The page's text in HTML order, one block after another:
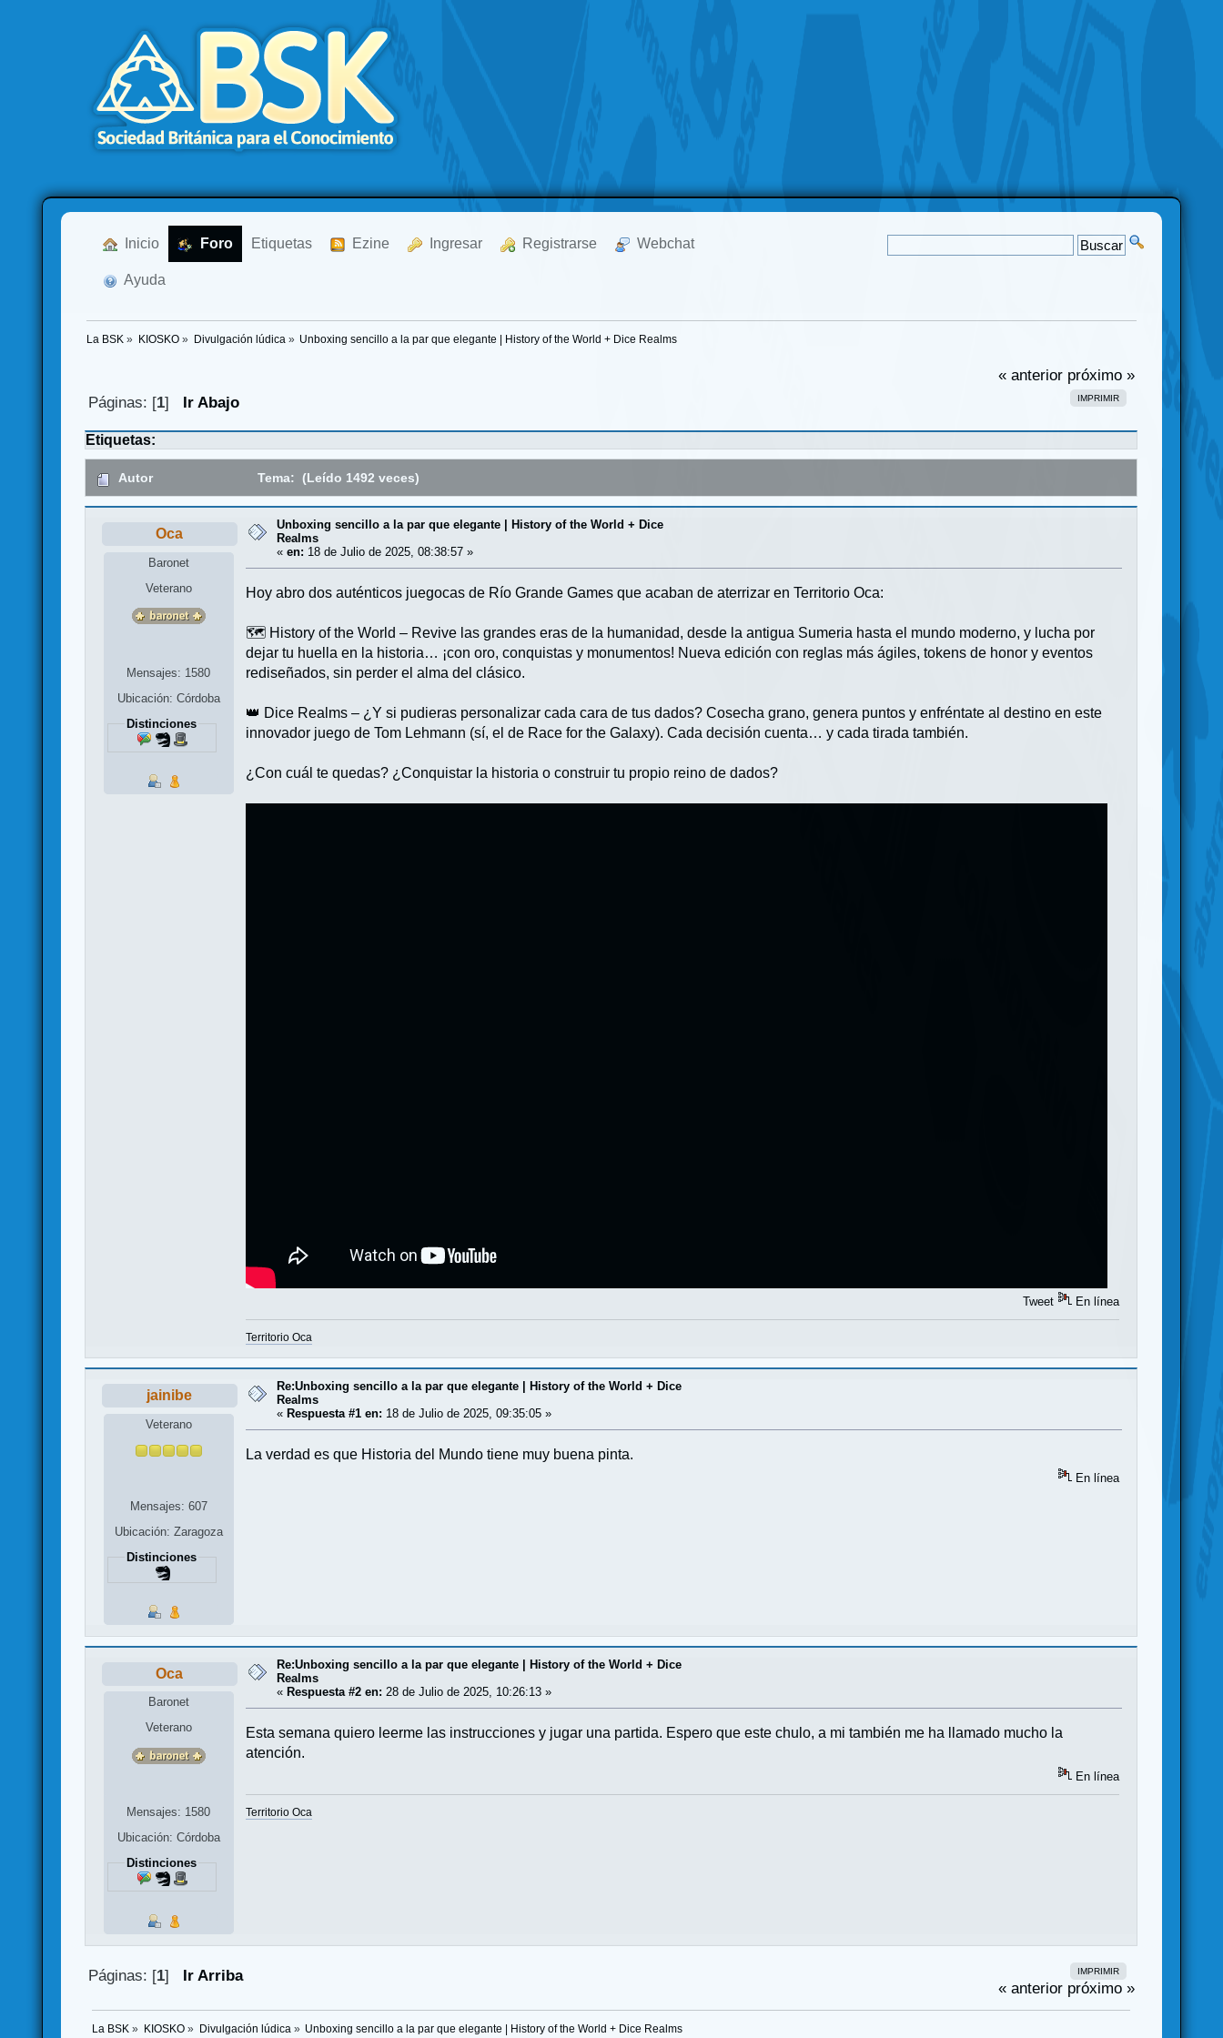
Inicio Foro Etiquetas Ezine Ingresar Registrarse Webchat
Ayuda
La BSK » KIOSKO» Divulgación lúdica » Unboxing sencillo a la par que elegante | History of the World + Dice Realms
« anterior próximo »
IMPRIMIR
Páginas: [1] Ir Abajo
Etiquetas:
Autor Tema: (Leído 1492 veces)
Oca
Baronet
Veterano
Mensajes: 1580
Ubicación: Córdoba
Distinciones
Unboxing sencillo a la par que elegante | History of the World + Dice
Realms
«en: 18 de Julio de 2025, 08:38:57 »
Hoy abro dos auténticos juegocas de Río Grande Games que acaban de aterrizar en Territorio Oca:
🗺️ History of the World – Revive las grandes eras de la humanidad, desde la antigua Sumeria hasta el mundo moderno, y lucha por
dejar tu huella en la historia… ¡con oro, conquistas y monumentos! Nueva edición con reglas más ágiles, tokens de honor y eventos
rediseñados, sin perder el alma del clásico.
👑 Dice Realms – ¿Y si pudieras personalizar cada cara de tus dados? Cosecha grano, genera puntos y enfréntate al destino en este
innovador juego de Tom Lehmann (sí, el de Race for the Galaxy). Cada decisión cuenta… y cada tirada también.
¿Con cuál te quedas? ¿Conquistar la historia o construir tu propio reino de dados?
Tweet En línea
Territorio Oca
jainibe
Veterano
Mensajes: 607
Ubicación: Zaragoza
Distinciones
Re:Unboxing sencillo a la par que elegante | History of the World + Dice
Realms
« Respuesta #1 en: 18 de Julio de 2025, 09:35:05 »
La verdad es que Historia del Mundo tiene muy buena pinta.
En línea
Oca
Baronet
Veterano
Mensajes: 1580
Ubicación: Córdoba
Distinciones
Re:Unboxing sencillo a la par que elegante | History of the World + Dice
Realms
« Respuesta #2 en: 28 de Julio de 2025, 10:26:13 »
Esta semana quiero leerme las instrucciones y jugar una partida. Espero que este chulo, a mi también me ha llamado mucho la
atención.
En línea
Territorio Oca
IMPRIMIR
Páginas: [1] Ir Arriba
« anterior próximo »
La BSK » KIOSKO» Divulgación lúdica » Unboxing sencillo a la par que elegante | History of the World + Dice Realms